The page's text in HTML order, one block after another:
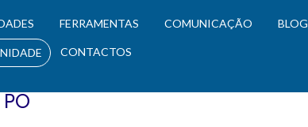
FERRAMENTAS COMUNICAÇÃO BLOG
CONTACTOS